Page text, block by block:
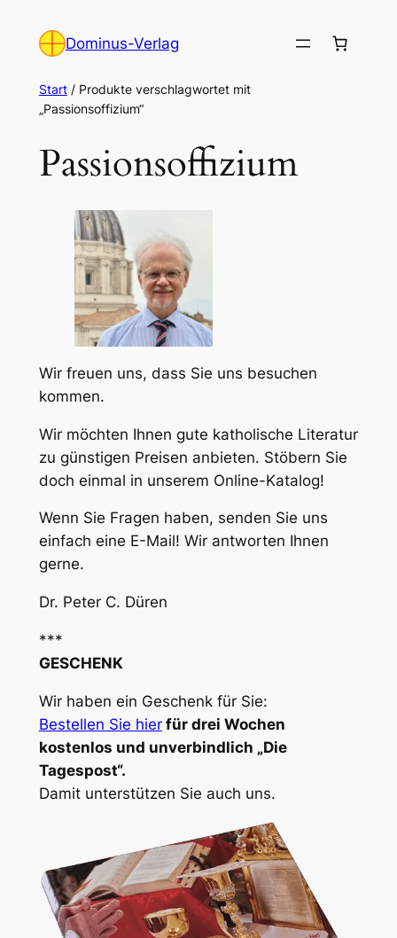
Inhalt
Dominus-Verlag
Start/ Produkte verschlagwortet mit
„Passionsoffizium“
Passionsoffizium
Wir freuen uns, dass Sie uns besuchen
kommen.
Wir möchten Ihnen gute katholische Literatur
zu günstigen Preisen anbieten. Stöbern Sie
doch einmal in unserem Online-Katalog!
Wenn Sie Fragen haben, senden Sie uns
einfach eine E-Mail! Wir antworten Ihnen
gerne.
Dr. Peter C. Düren
***
GESCHENK
Wir haben ein Geschenk für Sie:
Bestellen Sie hier für drei Wochen
kostenlos und unverbindlich „Die
Tagespost“.
Damit unterstützen Sie auch uns.